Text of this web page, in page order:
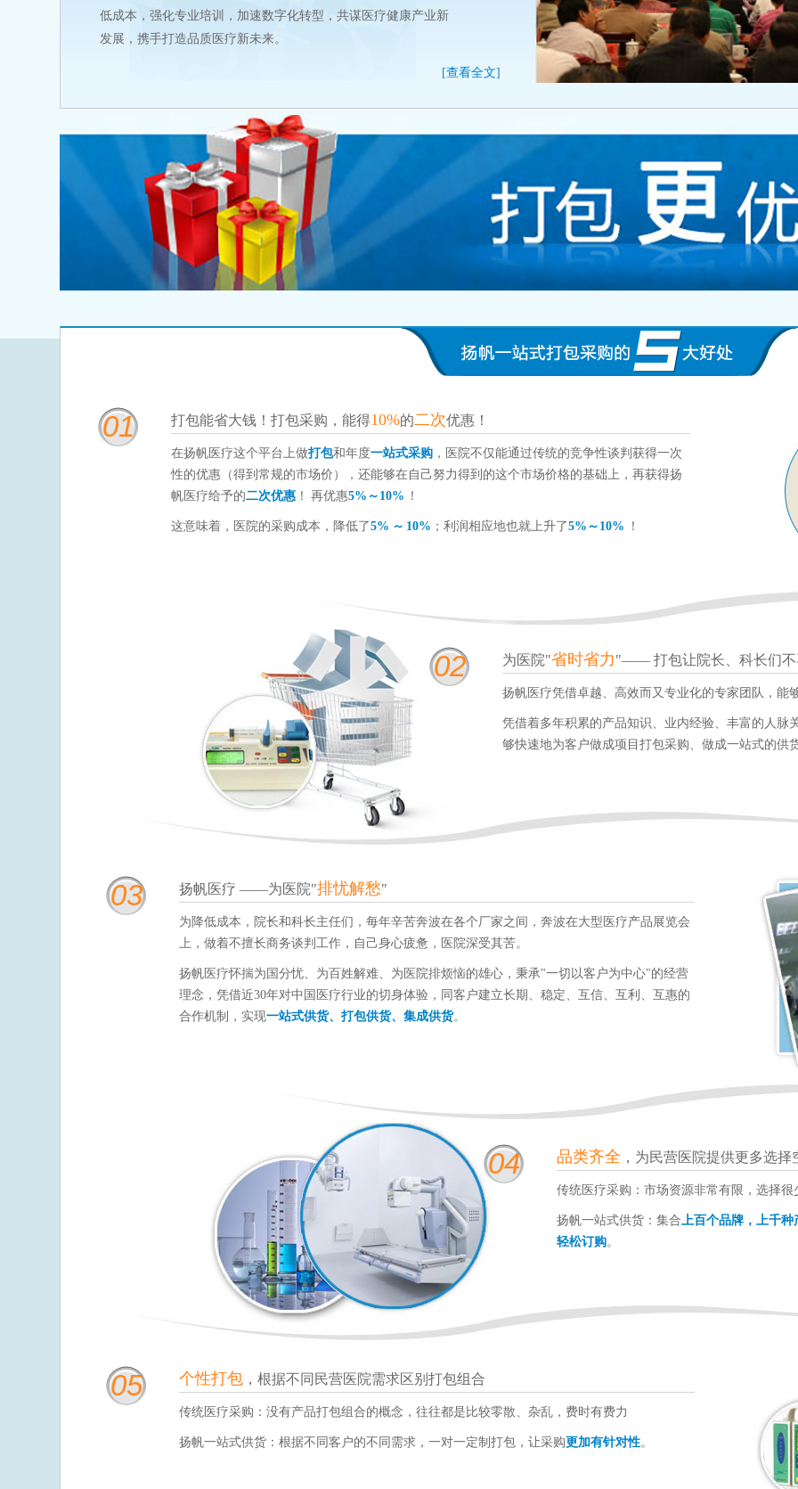
低成本，强化专业培训，加速数字化转型，共谋医疗健康产业新
发展，携手打造品质医疗新未来。
[查看全文]
01 打包能省大钱！打包采购，能得10%的二次优惠！
在扬帆医疗这个平台上做打包和年度一站式采购 ，医院不仅能通过传统的竞争性谈判获得一次
性的优惠（得到常规的市场价），还能够在自己努力得到的这个市场价格的基础上，再获得扬
帆医疗给予的二次优惠 ！ 再优惠5%～10% ！
这意味着，医院的采购成本，降低了5% ～ 10% ；利润相应地也就上升了5%～10% ！
02 为医院"省时省力"—— 打包让院长、科长们不
扬帆医疗凭借卓越、高效而又专业化的专家团队，能
凭借着多年积累的产品知识、业内经验、丰富的人脉
够快速地为客户做成项目打包采购、做成一站式的供
03 扬帆医疗 ——为医院"排忧解愁"
为降低成本，院长和科长主任们，每年辛苦奔波在各个厂家之间，奔波在大型医疗产品展览会
上，做着不擅长商务谈判工作，自己身心疲惫，医院深受其苦。
扬帆医疗怀揣为国分忧、为百姓解难、为医院排烦恼的雄心，秉承"一切以客户为中心"的经营
理念，凭借近30年对中国医疗行业的切身体验，同客户建立长期、稳定、互信、互利、互惠的
合作机制，实现一站式供货、打包供货、集成供货。
04 品类齐全 ，为民营医院提供更多选择
传统医疗采购：市场资源非常有限，选择
扬帆一站式供货：集合 上百个品牌，上千种
轻松订购。
05 个性打包 ，根据不同民营医院需求区别打包组合
传统医疗采购：没有产品打包组合的概念，往往都是比较零散、杂乱，费时有费力
扬帆一站式供货：根据不同客户的不同需求，一对一定制打包，让采购更加有针对性。